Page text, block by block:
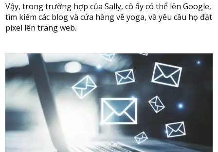
Vậy, trong trường hợp của Sally, cô ấy có thể lên Google,
tìm kiếm các blog và cửa hàng về yoga, và yêu cầu họ đặt
pixel lên trang web.